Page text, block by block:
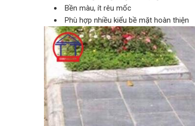
Bền màu, ít rêu mốc
Phù hợp nhiều kiểu bề mặt hoàn thiện